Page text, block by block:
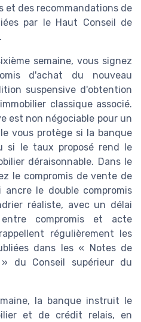
et des recommandations de
par le Haut Conseil de
semaine, vous signez
d'achat du nouveau
suspensive d'obtention
classique associé.
est non négociable pour un
vous protège si la banque
si le taux proposé rend le
déraisonnable. Dans le
le compromis de vente de
le double compromis
réaliste, avec un délai
compromis et acte
régulièrement les
dans les « Notes de
du Conseil supérieur du
la banque instruit le
et de crédit relais, en